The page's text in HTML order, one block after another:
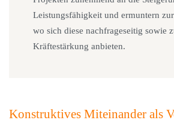
Leistungsfähigkeit und ermuntern
wo sich diese nachfrageseitig sowie
Kräftestärkung anbieten.
Konstruktives Miteinander als